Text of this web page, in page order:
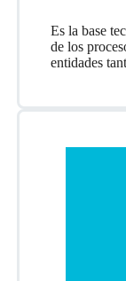
Es la base
de los
entidades